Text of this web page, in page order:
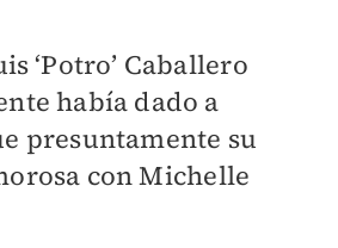
‘Potro’ Caballero
había dado a
presuntamente su
con Michelle